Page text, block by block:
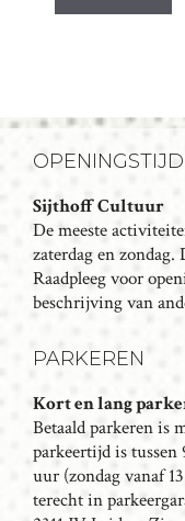
Sijthoff Cultuur
De meeste
zaterdag en zondag.
Raadpleeg voor
beschrijving van
PARKEREN
Kort en lang
Betaald parkeren is
parkeertijd is
uur (zondag vanaf
terecht in